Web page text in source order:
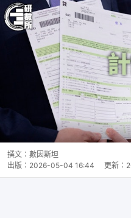
撰文： 數因斯坦
出版： 2026-05-04 16:44 更新：